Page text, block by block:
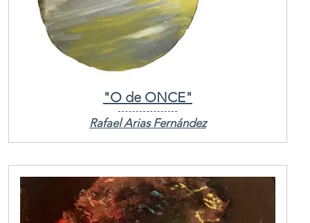
"O de ONCE"
Rafael Arias Fernández